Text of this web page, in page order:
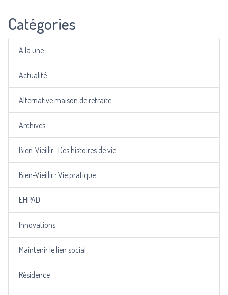
Catégories
A la une
Actualité
Alternative maison de retraite
Archives
Bien-Vieillir : Des histoires de vie
Bien-Vieillir : Vie pratique
EHPAD
Innovations
Maintenir le lien social
Résidence